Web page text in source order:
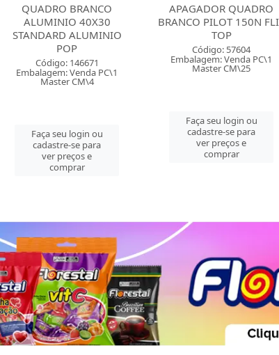
QUADRO BRANCO
ALUMINIO 40X30
STANDARD ALUMINIO
POP
Código: 146671
Embalagem: Venda PC\1
Master CM\4
Faça seu login ou
cadastre-se para
ver preços e
comprar
APAGADOR QUADRO
BRANCO PILOT 150N
TOP
Código: 57604
Embalagem: Venda PC\1
Master CM\25
Faça seu login ou
cadastre-se para
ver preços e
comprar